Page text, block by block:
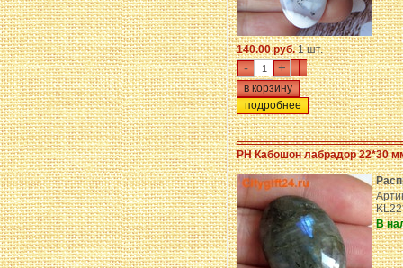
140.00 руб.1 шт.
- +
подробнее
PH Кабошон лабрадор 22*30
В